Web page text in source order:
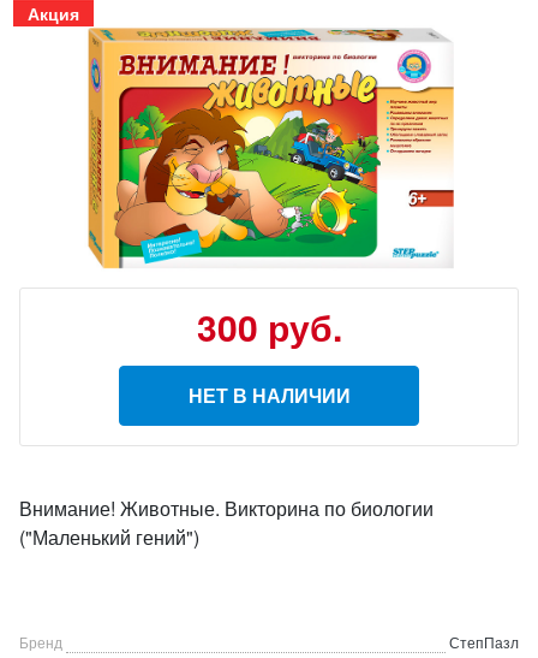
Акция
300 руб.
НЕТ В НАЛИЧИИ
Внимание! Животные. Викторина по биологии
("Маленький гений")
Бренд
СтепПазл